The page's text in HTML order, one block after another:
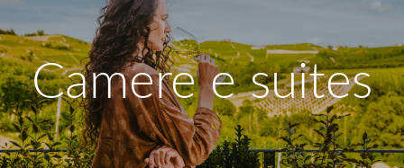
Camere e suites